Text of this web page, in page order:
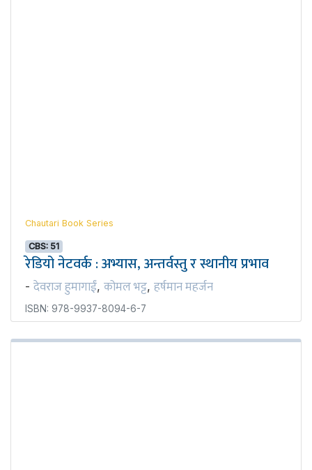
Chautari Book Series
CBS: 51
रेडियो नेटवर्क : अभ्यास, अन्तर्वस्तु र स्थानीय प्रभाव
- देवराज हुमागाईं, कोमल भट्ट, हर्षमान महर्जन
ISBN: 978-9937-8094-6-7